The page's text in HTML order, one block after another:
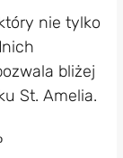
nie tylko
bliżej
St. Amelia.